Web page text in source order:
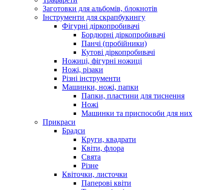
Заготовки для альбомів, блокнотів
Інструменти для скрапбукингу
Фігурні діркопробивачі
Бордюрні діркопробивачі
Панчі (пробійники)
Кутові діркопробивачі
Ножиці, фігурні ножиці
Ножі, різаки
Різні інструменти
Машинки, ножі, папки
Папки, пластини для тиснення
Ножі
Машинки та приспособи для них
Прикраси
Брадси
Круги, квадрати
Квіти, флора
Свята
Різне
Квіточки, листочки
Паперові квіти